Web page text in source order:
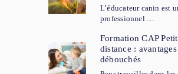
L’éducateur canin est
professionnel …
Formation CAP
distance : avantages
débouchés